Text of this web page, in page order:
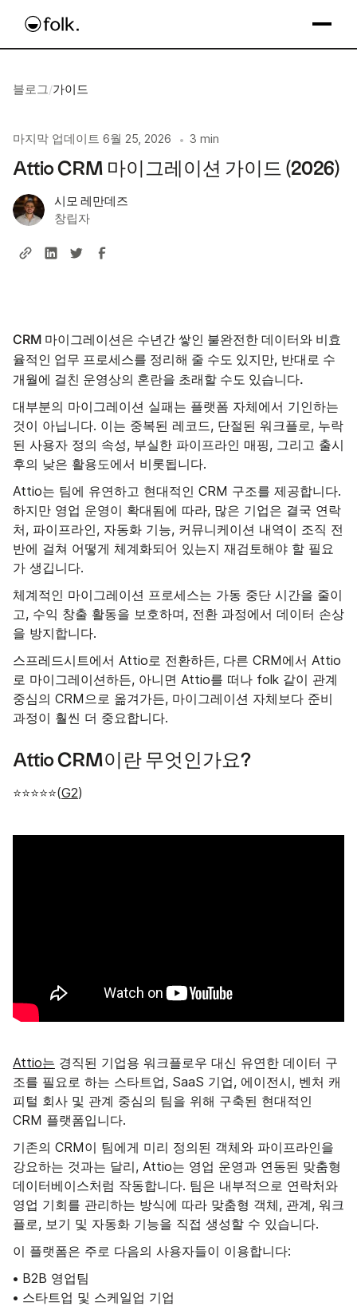
블로그/가이드
마지막 업데이트 6월 25, 2026 • 3 min
Attio CRM 마이그레이션 가이드 (2026)
시모 레만데즈
창립자
CRM 마이그레이션은 수년간 쌓인 불완전한 데이터와 비효
율적인 업무 프로세스를 정리해 줄 수도 있지만, 반대로 수
개월에 걸친 운영상의 혼란을 초래할 수도 있습니다.
대부분의 마이그레이션 실패는 플랫폼 자체에서 기인하는
것이 아닙니다. 이는 중복된 레코드, 단절된 워크플로, 누락
된 사용자 정의 속성, 부실한 파이프라인 매핑, 그리고 출시
후의 낮은 활용도에서 비롯됩니다.
Attio는 팀에 유연하고 현대적인 CRM 구조를 제공합니다.
하지만 영업 운영이 확대됨에 따라, 많은 기업은 결국 연락
처, 파이프라인, 자동화 기능, 커뮤니케이션 내역이 조직 전
반에 걸쳐 어떻게 체계화되어 있는지 재검토해야 할 필요
가 생깁니다.
체계적인 마이그레이션 프로세스는 가동 중단 시간을 줄이
고, 수익 창출 활동을 보호하며, 전환 과정에서 데이터 손상
을 방지합니다.
스프레드시트에서 Attio로 전환하든, 다른 CRM에서 Attio
로 마이그레이션하든, 아니면 Attio를 떠나 folk 같이 관계
중심의 CRM으로 옮겨가든, 마이그레이션 자체보다 준비
과정이 훨씬 더 중요합니다.
Attio CRM이란 무엇인가요?
⭐⭐⭐⭐⭐(G2)
Attio는 경직된 기업용 워크플로우 대신 유연한 데이터 구
조를 필요로 하는 스타트업, SaaS 기업, 에이전시, 벤처 캐
피털 회사 및 관계 중심의 팀을 위해 구축된 현대적인
CRM 플랫폼입니다.
기존의 CRM이 팀에게 미리 정의된 객체와 파이프라인을
강요하는 것과는 달리, Attio는 영업 운영과 연동된 맞춤형
데이터베이스처럼 작동합니다. 팀은 내부적으로 연락처와
영업 기회를 관리하는 방식에 따라 맞춤형 객체, 관계, 워크
플로, 보기 및 자동화 기능을 직접 생성할 수 있습니다.
이 플랫폼은 주로 다음의 사용자들이 이용합니다:
• B2B 영업팀
• 스타트업 및 스케일업 기업